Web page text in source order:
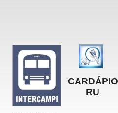
CARDÁPIO
RU